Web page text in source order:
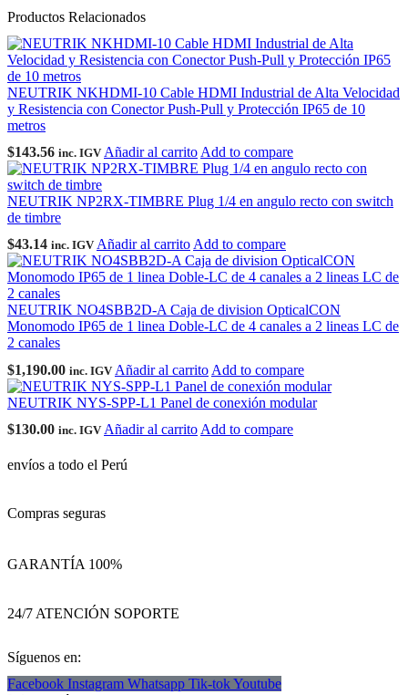
Productos Relacionados
NEUTRIK NKHDMI-10 Cable HDMI Industrial de Alta Velocidad
y Resistencia con Conector Push-Pull y Protección IP65 de 10
metros
$143.56 inc. IGV Añadir al carrito Add to compare
NEUTRIK NP2RX-TIMBRE Plug 1/4 en angulo recto con switch
de timbre
$43.14 inc. IGV Añadir al carrito Add to compare
NEUTRIK NO4SBB2D-A Caja de division OpticalCON
Monomodo IP65 de 1 linea Doble-LC de 4 canales a 2 lineas LC de
2 canales
$1,190.00 inc. IGV Añadir al carrito Add to compare
NEUTRIK NYS-SPP-L1 Panel de conexión modular
$130.00 inc. IGV Añadir al carrito Add to compare
envíos a todo el Perú
Compras seguras
GARANTÍA 100%
24/7 ATENCIÓN SOPORTE
Síguenos en:
Facebook Instagram Whatsapp Tik-tokYoutube